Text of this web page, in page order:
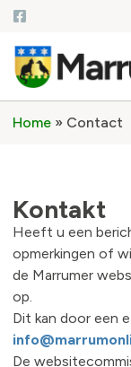
Home » Contact
Kontakt
Heeft u een
opmerkingen of
de Marrumer
op.
Dit kan door een
De